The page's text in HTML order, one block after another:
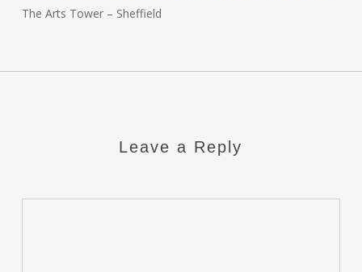
The Arts Tower – Sheffield
Leave a Reply